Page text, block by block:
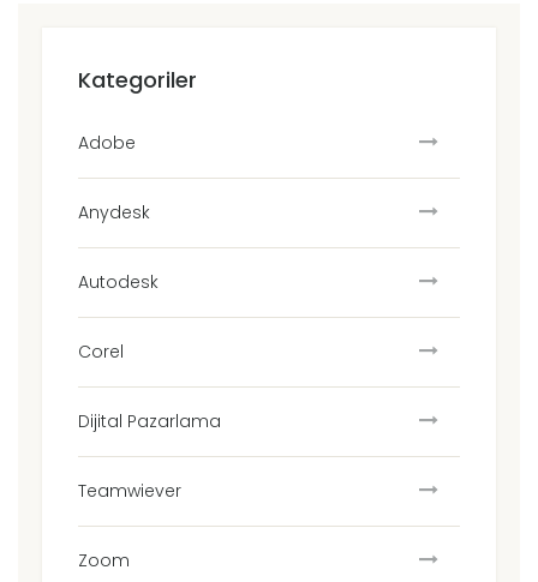
Kategoriler
Adobe
Anydesk
Autodesk
Corel
Dijital Pazarlama
Teamwiever
Zoom